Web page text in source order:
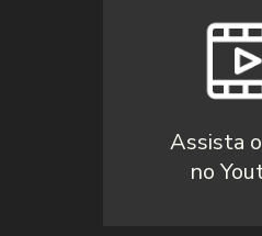
Assista
no